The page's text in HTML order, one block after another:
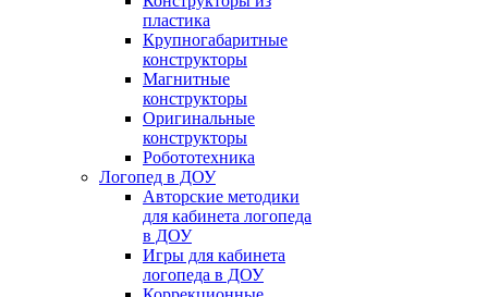
пластика
Крупногабаритные
конструкторы
Магнитные
конструкторы
Оригинальные
конструкторы
Робототехника
Логопед в ДОУ
Авторские методики
для кабинета логопеда
в ДОУ
Игры для кабинета
логопеда в ДОУ